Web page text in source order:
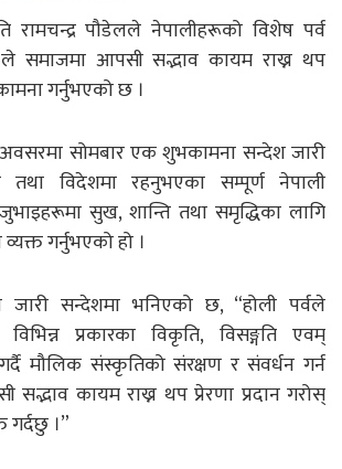
रामचन्द्र पौडेलले नेपालीहरूको विशेष पर्व
समाजमा आपसी सद्भाव कायम राख्न थप
गर्नुभएको छ ।
सोमबार एक शुभकामना सन्देश जारी
विदेशमा रहनुभएका सम्पूर्ण नेपाली
सुख, शान्ति तथा समृद्धिका लागि
गर्नुभएको हो ।
जारी सन्देशमा भनिएको छ, “होली पर्वले
विभिन्न प्रकारका विकृति, विसङ्गति एवम्
मौलिक संस्कृतिको संरक्षण र संवर्धन गर्न
कायम राख्न थप प्रेरणा प्रदान गरोस्
गर्दछु ।”